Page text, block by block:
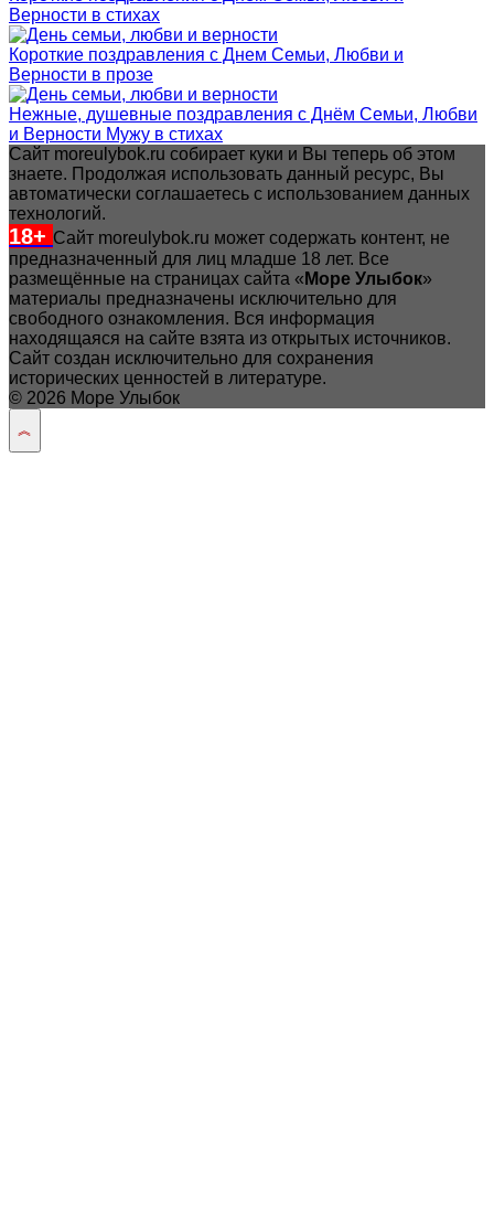
Верности в стихах
Короткие поздравления с Днем Семьи, Любви и
Верности в прозе
Нежные, душевные поздравления с Днём Семьи, Любви
и Верности Мужу в стихах
Сайт moreulybok.ru собирает куки и Вы теперь об этом
знаете. Продолжая использовать данный ресурс, Вы
автоматически соглашаетесь с использованием данных
технологий.
18+ Сайт moreulybok.ru может содержать контент, не
предназначенный для лиц младше 18 лет. Все
размещённые на страницах сайта « Море Улыбок»
материалы предназначены исключительно для
свободного ознакомления. Вся информация
находящаяся на сайте взята из открытых источников.
Сайт создан исключительно для сохранения
исторических ценностей в литературе.
© 2026 Море Улыбок